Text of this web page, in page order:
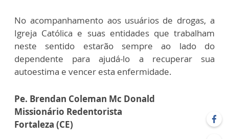
No acompanhamento aos usuários de drogas, a
Igreja Católica e suas entidades que trabalham
neste sentido estarão sempre ao lado do
dependente para ajudá-lo a recuperar sua
autoestima e vencer esta enfermidade.
Pe. Brendan Coleman Mc Donald
Missionário Redentorista
Fortaleza (CE)